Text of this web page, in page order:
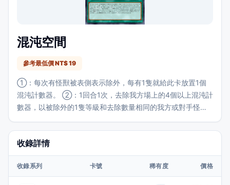
混沌空間
參考最低價 NT$ 19
①：每次有怪獸被表側表示除外，每有1隻就給此卡放置1個
混沌計數器。 ②：1回合1次，去除我方場上的4個以上混沌計
數器，以被除外的1隻等級和去除數量相同的我方或對手怪獸
的此卡被對手的效果送去墓地時可以發動。從牌組將1隻等級
在此卡放置的混沌計數器數量以下的光、闇屬性怪獸加入手
牌。
收錄詳情
收錄系列 卡號 稀有度 價格